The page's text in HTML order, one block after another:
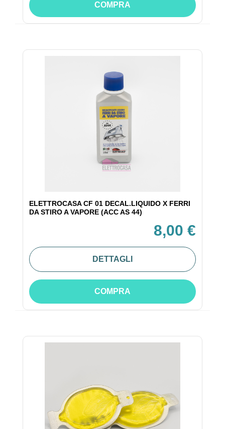
COMPRA
ELETTROCASA CF 01 DECAL.LIQUIDO X FERRI
DA STIRO A VAPORE (ACC AS 44)
8,00 €
DETTAGLI
COMPRA